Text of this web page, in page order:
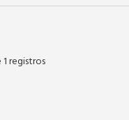
registros